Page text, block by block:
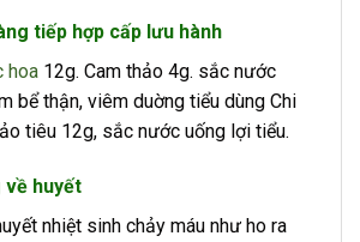
tiếp hợp cấp lưu hành
hoa 12g. Cam thảo 4g. sắc nước
bể thận, viêm duờng tiểu dùng Chi
tiêu 12g, sắc nước uống lợi tiểu.
huyết
nhiệt sinh chảy máu như ho ra